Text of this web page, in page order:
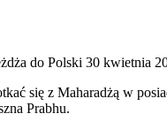
do Polski 30
się z Maharadżą w
Prabhu.